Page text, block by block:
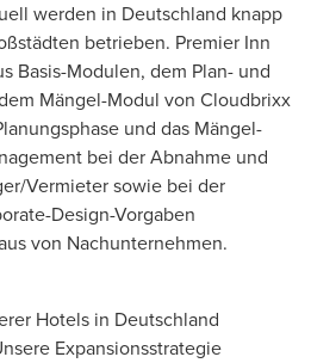
werden in Deutschland knapp
betrieben. Premier Inn
Basis-Modulen, dem Plan- und
Mängel-Modul von Cloudbrixx
und das Mängel-
bei der Abnahme und
Vermieter sowie bei der
Design-Vorgaben
von Nachunternehmen.
Hotels in Deutschland
Expansionsstrategie